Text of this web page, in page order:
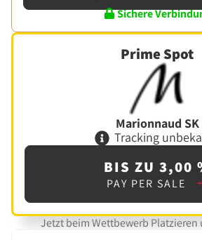
Sichere
Prime Spot
Marionnaud SK
Tracking
BIS ZU 3,00
PAY PER SALE
Jetzt beim Wettbewerb